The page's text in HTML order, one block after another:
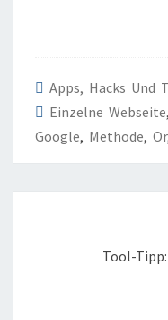
Apps, Hacks Und
Einzelne Webseite,
Google, Methode, Or
Tool-